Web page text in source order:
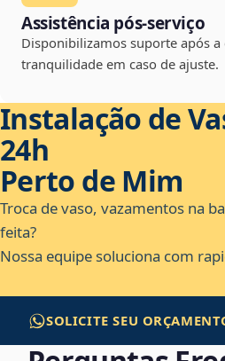
Assistência pós-serviço
Disponibilizamos suporte após
tranquilidade em caso de ajuste.
Instalação de
24h
Perto de Mim
Troca de vaso, vazamentos na
feita?
Nossa equipe soluciona com
SOLICITE SEU